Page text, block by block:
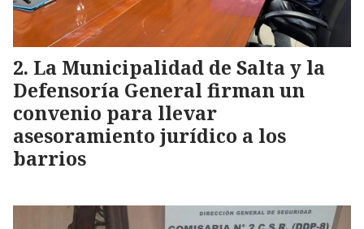
La Municipalidad de Salta y la
Defensoría General firman un
convenio para llevar
asesoramiento jurídico a los
barrios